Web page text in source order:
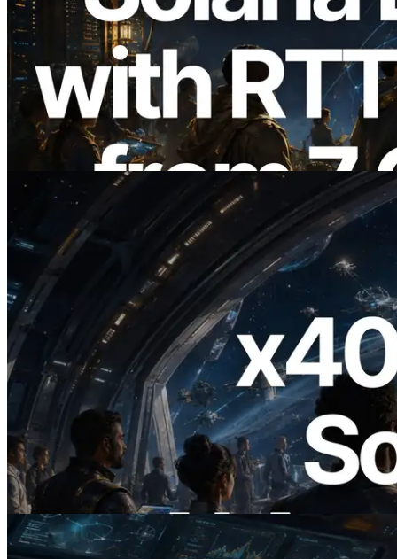
2026.08.05
ERPC étend l’API Solana Leader Slot
avec la mesure du ping depuis 7 régions
du monde — l’API Validators
Information est également lancée
2026.07.04
ERPC lance un RPC Solana compatible
x402 — L'ère où les agents IA paient à la
demande les API dont ils ont besoin
Lire cet article